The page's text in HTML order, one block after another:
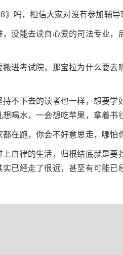
》吗，相信大家对没有参加辅
没能去读自心爱的司法专业
进考试院，那宝拉为什么要
不下去的读者也一样，想要
喝水，一会想吃苹果，拿着书
在跑，你会不好意思走，哪怕
自律的生活，归根结底就是
已经走了很远，甚至有可能已